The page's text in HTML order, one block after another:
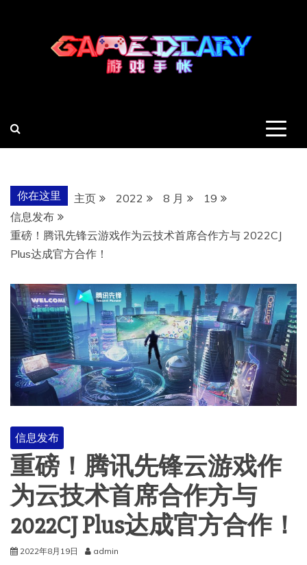
你在这里 主页 2022 8 月
19
信息发布
重磅！腾讯先锋云游戏作为云技术首席合作方与 2022CJ
Plus达成官方合作！
信息发布
重磅！腾讯先锋云游戏作
为云技术首席合作方与
2022CJ Plus达成官方合作！
2022年8月19日 admin